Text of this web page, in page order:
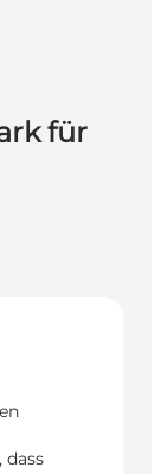
für
dass